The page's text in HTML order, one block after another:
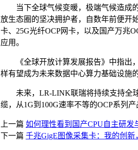
当下全球气候变暖，极端气候造成的
放生态圈的坚决拥护者，自数年前便开
卡、25G光纤OCP网卡，以及国产万兆
应用。
《全球开放计算发展报告》中指出，
样有望成为未来数据中心算力基础设施
未来，LR-LINK联瑞将持续支持全球
缆，从1G到100G速率不等的OCP系列
上一篇 如何理性看到国产CPU自主研发
下一篇 千兆GigE图像采集卡：我的创